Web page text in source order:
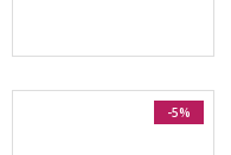
-5%